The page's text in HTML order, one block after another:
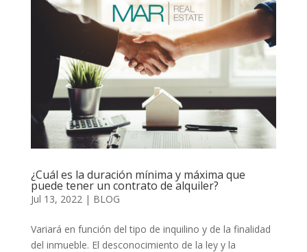
¿Cuál es la duración mínima y máxima que
puede tener un contrato de alquiler?
Jul 13, 2022| BLOG
Variará en función del tipo de inquilino y de la finalidad
del inmueble. El desconocimiento de la ley y la